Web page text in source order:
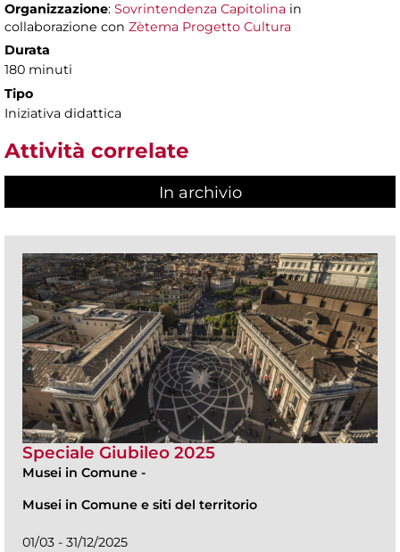
Organizzazione: Sovrintendenza Capitolina in
collaborazione con Zètema Progetto Cultura
Durata
180 minuti
Tipo
Iniziativa didattica
Attività correlate
In archivio
Speciale Giubileo 2025
Musei in Comune -
Musei in Comune e siti del territorio
01/03 - 31/12/2025